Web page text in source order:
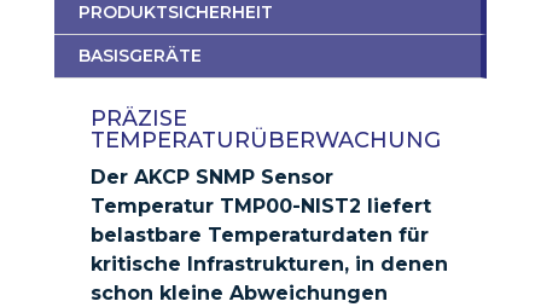
PRODUKTSICHERHEIT
BASISGERÄTE
PRÄZISE
TEMPERATURÜBERWACHUNG
Der AKCP SNMP Sensor
Temperatur TMP00-NIST2 liefert
belastbare Temperaturdaten für
kritische Infrastrukturen, in denen
schon kleine Abweichungen